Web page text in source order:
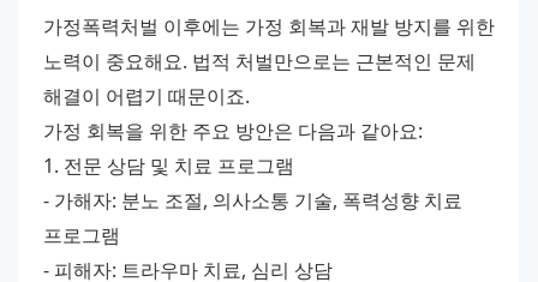
가정폭력처벌 이후에는 가정 회복과 재발 방지를 위한
노력이 중요해요. 법적 처벌만으로는 근본적인 문제
해결이 어렵기 때문이죠.
가정 회복을 위한 주요 방안은 다음과 같아요:
1. 전문 상담 및 치료 프로그램
- 가해자: 분노 조절, 의사소통 기술, 폭력성향 치료
프로그램
- 피해자: 트라우마 치료, 심리 상담